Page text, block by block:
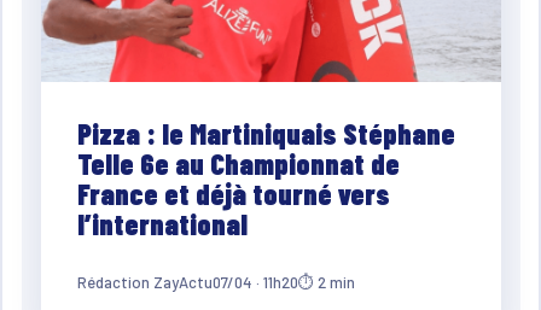
Pizza : le Martiniquais Stéphane
Telle 6e au Championnat de
France et déjà tourné vers
l’international
Rédaction ZayActu07/04 · 11h20⏱ 2 min